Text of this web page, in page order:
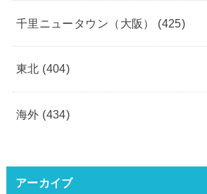
千里ニュータウン（大阪） (425)
東北 (404)
海外 (434)
アーカイブ